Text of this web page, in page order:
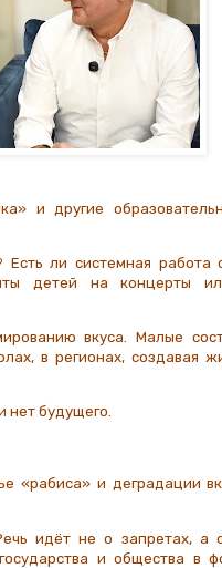
и другие
Есть ли системная работа
детей на концерты
вкуса. Малые
в регионах, создавая
нет будущего.
«рабиса» и деградации
идёт не о запретах, а
и общества в